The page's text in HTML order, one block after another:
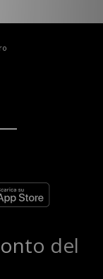
del